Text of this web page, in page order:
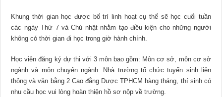
Khung thời gian học được bố trí linh hoạt cụ thể sẽ học cuối tuần
các ngày Thứ 7 và Chủ nhật nhằm tạo điều kiện cho những người
không có thời gian đi học trong giờ hành chính.
Học viên đăng ký dự thi với 3 môn bao gồm: Môn cơ sở, môn cơ sở
ngành và môn chuyên ngành. Nhà trường tổ chức tuyển sinh liên
thông và văn bằng 2 Cao đẳng Dược TPHCM hàng tháng, thí sinh có
nhu cầu học vui lòng hoàn thiện hồ sơ nộp về trường.